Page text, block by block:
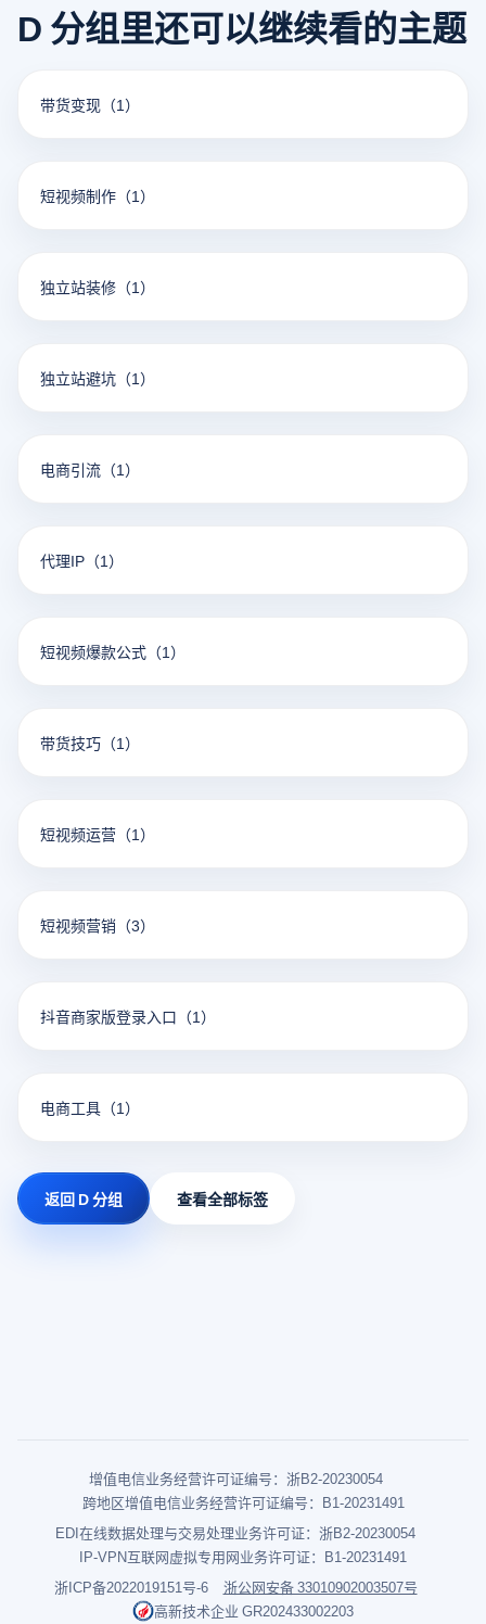
D 分组里还可以继续看的主题
带货变现 （1）
短视频制作 （1）
独立站装修 （1）
独立站避坑 （1）
电商引流 （1）
代理IP （1）
短视频爆款公式 （1）
带货技巧 （1）
短视频运营 （1）
短视频营销 （3）
抖音商家版登录入口 （1）
电商工具 （1）
返回 D 分组 查看全部标签
增值电信业务经营许可证编号：浙B2-20230054
跨地区增值电信业务经营许可证编号：B1-20231491
EDI在线数据处理与交易处理业务许可证：浙B2-20230054
IP-VPN互联网虚拟专用网业务许可证：B1-20231491
浙ICP备2022019151号-6
浙公网安备 33010902003507号
高新技术企业 GR202433002203